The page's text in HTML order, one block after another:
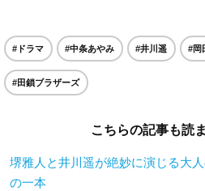
#ドラマ #中条あやみ #井川遥 #岡
#田鎖ブラザーズ
こちらの記事も読
堺雅人と井川遥が絶妙に演じる大
の一本